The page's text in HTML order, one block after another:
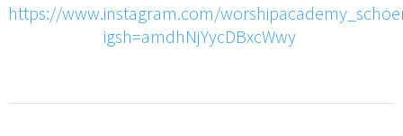
https://www.instagram.com/
igsh=amdhNjYycDBxcWwy